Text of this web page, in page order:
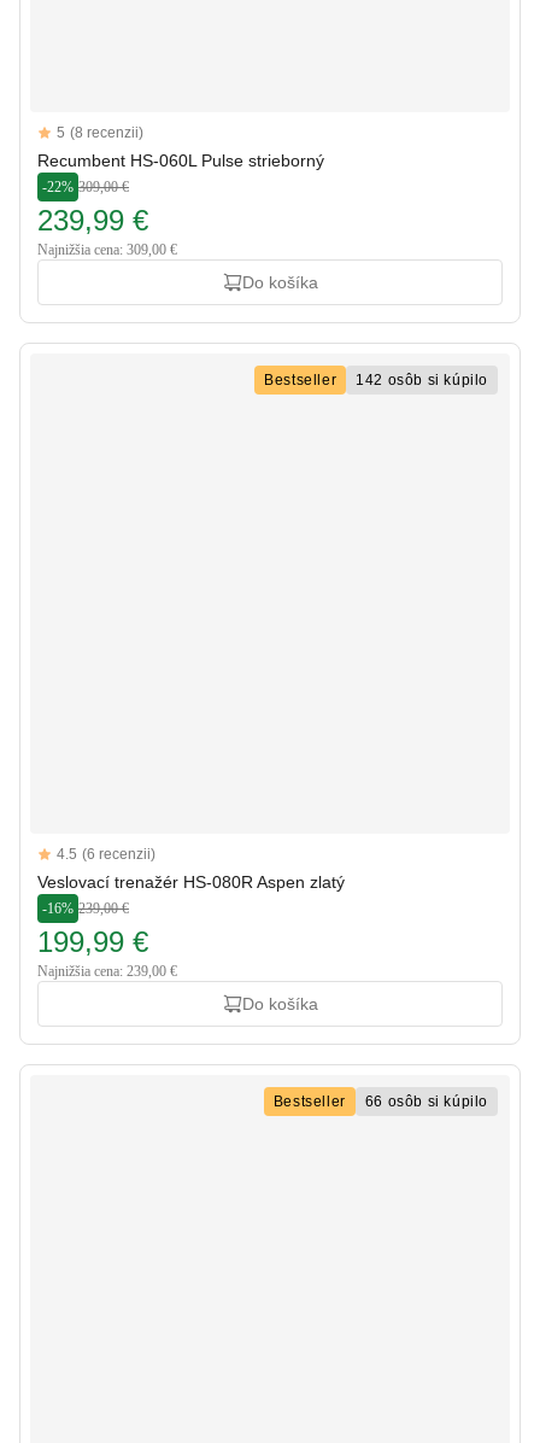
Reviews
5 out of 5 stars
5 (8 recenzii)
Recumbent HS-060L Pulse strieborný
-22% 309,00 €
239,99 €
Najnižšia cena: 309,00 €
Do košíka
Bestseller 142 osôb si kúpilo
Reviews
4.5 out of 5 stars
4.5 (6 recenzii)
Veslovací trenažér HS-080R Aspen zlatý
-16% 239,00 €
199,99 €
Najnižšia cena: 239,00 €
Do košíka
Bestseller 66 osôb si kúpilo